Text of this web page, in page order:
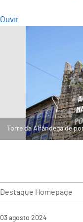
Ouvir
Destaque Homepage
03 agosto 2024